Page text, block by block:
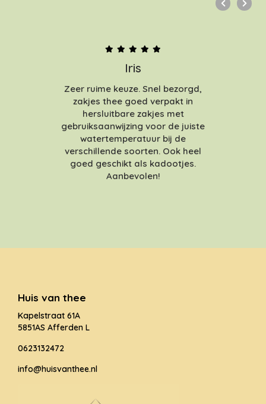
Iris
Zeer ruime keuze. Snel bezorgd,
zakjes thee goed verpakt in
hersluitbare zakjes met
gebruiksaanwijzing voor de juiste
watertemperatuur bij de
verschillende soorten. Ook heel
goed geschikt als kadootjes.
Aanbevolen!
Huis van thee
Kapelstraat 61A
5851AS Afferden L
0623132472
info@huisvanthee.nl